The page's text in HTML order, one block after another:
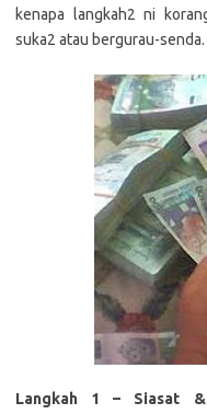
kenapa langkah2 ni
suka2 atau bergurau-senda.
Langkah 1 – Siasat